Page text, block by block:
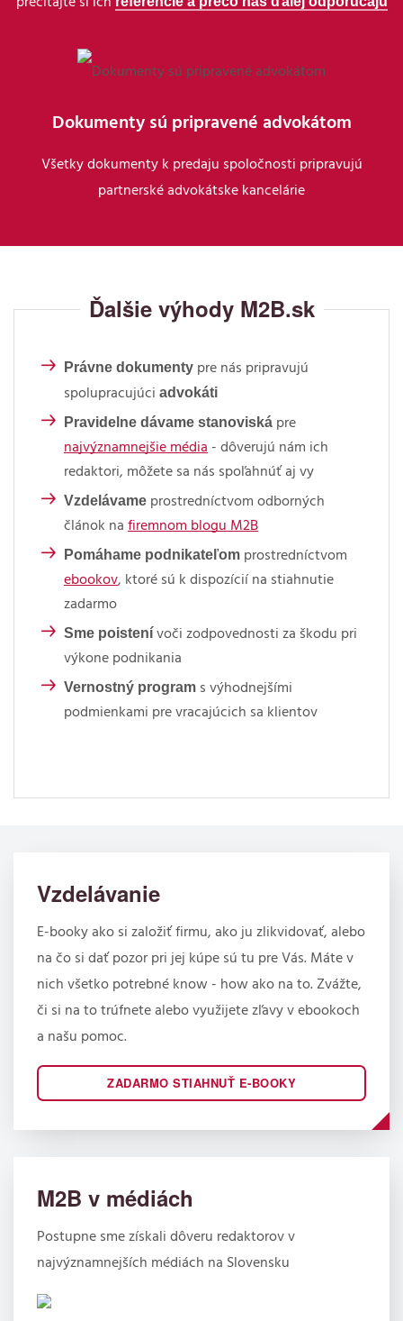
Dokumenty sú pripravené advokátom
Všetky dokumenty k predaju spoločnosti pripravujú
partnerské advokátske kancelárie
Ďalšie výhody M2B.sk
Právne dokumenty pre nás pripravujú
spolupracujúci advokáti
Pravidelne dávame stanoviská pre
najvýznamnejšie média - dôverujú nám ich
redaktori, môžete sa nás spoľahnúť aj vy
Vzdelávame prostredníctvom odborných
článok na firemnom blogu M2B
Pomáhame podnikateľom prostredníctvom
ebookov, ktoré sú k dispozícií na stiahnutie
zadarmo
Sme poistení voči zodpovednosti za škodu pri
výkone podnikania
Vernostný program s výhodnejšími
podmienkami pre vracajúcich sa klientov
Vzdelávanie
E-booky ako si založiť firmu, ako ju zlikvidovať, alebo
na čo si dať pozor pri jej kúpe sú tu pre Vás. Máte v
nich všetko potrebné know - how ako na to. Zvážte,
či si na to trúfnete alebo využijete zľavy v ebookoch
a našu pomoc.
ZADARMO STIAHNUŤ E-BOOKY
M2B v médiách
Postupne sme získali dôveru redaktorov v
najvýznamnejších médiách na Slovensku